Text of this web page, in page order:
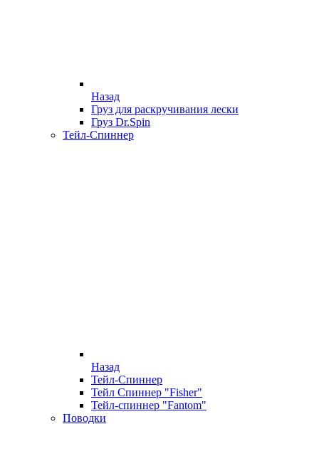
Назад
Груз для раскручивания лески
Груз Dr.Spin
Тейл-Спиннер
Назад
Тейл-Спиннер
Тейл Спиннер "Fisher"
Тейл-спиннер "Fantom"
Поводки